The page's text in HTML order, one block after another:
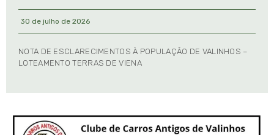
30 de julho de 2026
NOTA DE ESCLARECIMENTOS À POPULAÇÃO DE VALINHOS –
LOTEAMENTO TERRAS DE VIENA